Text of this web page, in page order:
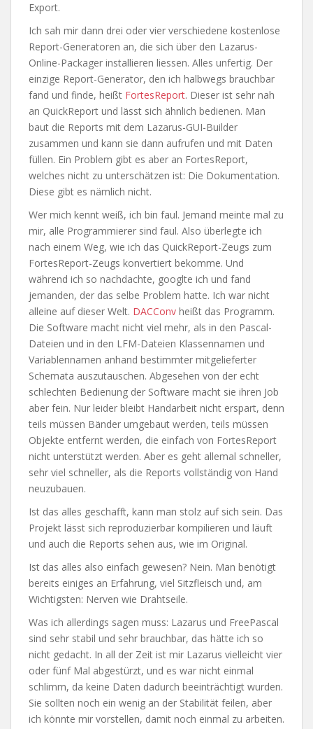
Export.
Ich sah mir dann drei oder vier verschiedene kostenlose
Report-Generatoren an, die sich über den Lazarus-
Online-Packager installieren liessen. Alles unfertig. Der
einzige Report-Generator, den ich halbwegs brauchbar
fand und finde, heißt FortesReport. Dieser ist sehr nah
an QuickReport und lässt sich ähnlich bedienen. Man
baut die Reports mit dem Lazarus-GUI-Builder
zusammen und kann sie dann aufrufen und mit Daten
füllen. Ein Problem gibt es aber an FortesReport,
welches nicht zu unterschätzen ist: Die Dokumentation.
Diese gibt es nämlich nicht.
Wer mich kennt weiß, ich bin faul. Jemand meinte mal zu
mir, alle Programmierer sind faul. Also überlegte ich
nach einem Weg, wie ich das QuickReport-Zeugs zum
FortesReport-Zeugs konvertiert bekomme. Und
während ich so nachdachte, googlte ich und fand
jemanden, der das selbe Problem hatte. Ich war nicht
alleine auf dieser Welt. DACConv heißt das Programm.
Die Software macht nicht viel mehr, als in den Pascal-
Dateien und in den LFM-Dateien Klassennamen und
Variablennamen anhand bestimmter mitgelieferter
Schemata auszutauschen. Abgesehen von der echt
schlechten Bedienung der Software macht sie ihren Job
aber fein. Nur leider bleibt Handarbeit nicht erspart, denn
teils müssen Bänder umgebaut werden, teils müssen
Objekte entfernt werden, die einfach von FortesReport
nicht unterstützt werden. Aber es geht allemal schneller,
sehr viel schneller, als die Reports vollständig von Hand
neuzubauen.
Ist das alles geschafft, kann man stolz auf sich sein. Das
Projekt lässt sich reproduzierbar kompilieren und läuft
und auch die Reports sehen aus, wie im Original.
Ist das alles also einfach gewesen? Nein. Man benötigt
bereits einiges an Erfahrung, viel Sitzfleisch und, am
Wichtigsten: Nerven wie Drahtseile.
Was ich allerdings sagen muss: Lazarus und FreePascal
sind sehr stabil und sehr brauchbar, das hätte ich so
nicht gedacht. In all der Zeit ist mir Lazarus vielleicht vier
oder fünf Mal abgestürzt, und es war nicht einmal
schlimm, da keine Daten dadurch beeinträchtigt wurden.
Sie sollten noch ein wenig an der Stabilität feilen, aber
ich könnte mir vorstellen, damit noch einmal zu arbeiten.